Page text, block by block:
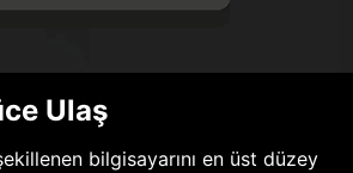
Ulaş
bilgisayarını en üst düzey